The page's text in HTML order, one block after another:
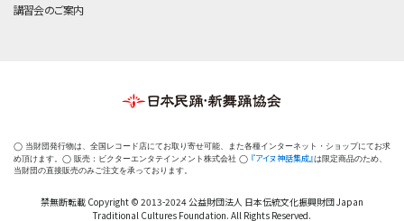
講習会のご案内
◯ 当財団発行物は、全国レコード店にてお取り寄せ可能、また各種インターネット・ショップにてお求
め頂けます。◯ 販売：ビクターエンタテインメント株式会社 ◯ 『アイヌ神話集成』は限定商品のため、
当財団の直接販売のみご注文を承っております。
禁無断転載 Copyright © 2013-2024 公益財団法人 日本伝統文化振興財団 Japan
Traditional Cultures Foundation. All Rights Reserved.